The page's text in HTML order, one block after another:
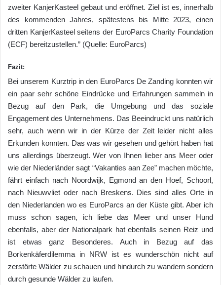
zweiter KanjerKasteel gebaut und eröffnet. Ziel ist es, innerhalb
des kommenden Jahres, spätestens bis Mitte 2023, einen
dritten KanjerKasteel seitens der EuroParcs Charity Foundation
(ECF) bereitzustellen.” (Quelle: EuroParcs)
Fazit:
Bei unserem Kurztrip in den EuroParcs De Zanding konnten wir
ein paar sehr schöne Eindrücke und Erfahrungen sammeln in
Bezug auf den Park, die Umgebung und das soziale
Engagement des Unternehmens. Das Beeindruckt uns natürlich
sehr, auch wenn wir in der Kürze der Zeit leider nicht alles
Erkunden konnten. Das was wir gesehen und gehört haben hat
uns allerdings überzeugt. Wer von Ihnen lieber ans Meer oder
wie der Niederländer sagt “Vakanties aan Zee” machen möchte,
fährt einfach nach Noordwijk, Egmond an den Hoef, Schoorl,
nach Nieuwvliet oder nach Breskens. Dies sind alles Orte in
den Niederlanden wo es EuroParcs an der Küste gibt. Aber ich
muss schon sagen, ich liebe das Meer und unser Hund
ebenfalls, aber der Nationalpark hat ebenfalls seinen Reiz und
ist etwas ganz Besonderes. Auch in Bezug auf das
Borkenkäferdilemma in NRW ist es wunderschön nicht auf
zerstörte Wälder zu schauen und hindurch zu wandern sondern
durch gesunde Wälder zu laufen.